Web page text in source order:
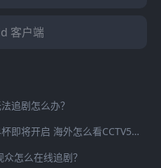
客户端
追剧怎么办？
2024成都国际乒联混合团体世界杯即将开启 海外怎么看CCTV5全程直播？
怎么在线追剧？